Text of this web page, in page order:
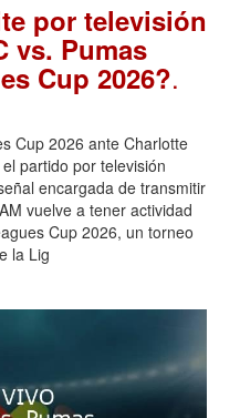
por televisión
vs. Pumas
Cup 2026?.
Cup 2026 ante Charlotte
partido por televisión
encargada de transmitir
vuelve a tener actividad
Cup 2026, un torneo
la Lig